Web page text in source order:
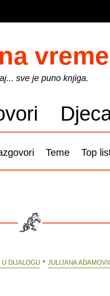
sve je puno knjiga.
Teme Top
DIJALOGU
JULIJANA